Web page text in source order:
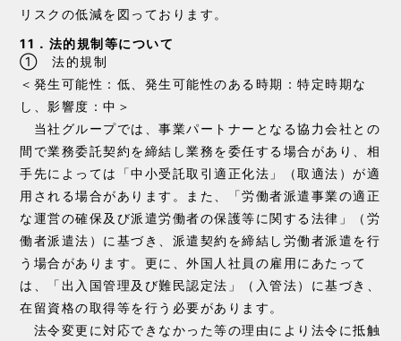
リスクの低減を図っております。
11．法的規制等について
① 法的規制
＜発生可能性：低、発生可能性のある時期：特定時期な
し、影響度：中＞
当社グループでは、事業パートナーとなる協力会社との
間で業務委託契約を締結し業務を委任する場合があり、相
手先によっては「中小受託取引適正化法」（取適法）が適
用される場合があります。また、「労働者派遣事業の適正
な運営の確保及び派遣労働者の保護等に関する法律」（労
働者派遣法）に基づき、派遣契約を締結し労働者派遣を行
う場合があります。更に、外国人社員の雇用にあたって
は、「出入国管理及び難民認定法」（入管法）に基づき、
在留資格の取得等を行う必要があります。
法令変更に対応できなかった等の理由により法令に抵触